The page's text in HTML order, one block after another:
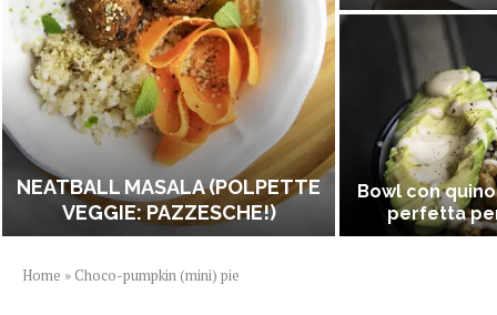
NEATBALL MASALA (POLPETTE
VEGGIE: PAZZESCHE!)
Bowl con
perfetta
Home » Choco-pumpkin (mini) pie